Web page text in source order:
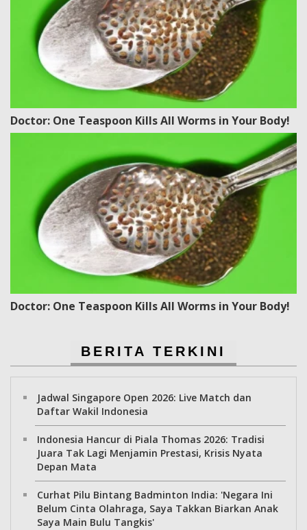
Doctor: One Teaspoon Kills All Worms in Your Body!
Doctor: One Teaspoon Kills All Worms in Your Body!
BERITA TERKINI
Jadwal Singapore Open 2026: Live Match dan
Daftar Wakil Indonesia
Indonesia Hancur di Piala Thomas 2026: Tradisi
Juara Tak Lagi Menjamin Prestasi, Krisis Nyata
Depan Mata
Curhat Pilu Bintang Badminton India: 'Negara Ini
Belum Cinta Olahraga, Saya Takkan Biarkan Anak
Saya Main Bulu Tangkis'